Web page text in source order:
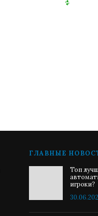
ГЛАВНЫЕ
Топ
игроки?